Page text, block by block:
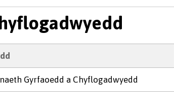
Gyrfaoedd a Chyflogadwyedd